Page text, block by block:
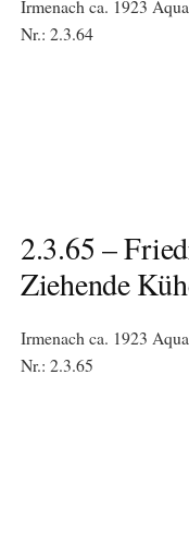
Irmenach ca. 1923
Nr.: 2.3.64
2.3.65 –
Ziehende
Irmenach ca. 1923
Nr.: 2.3.65